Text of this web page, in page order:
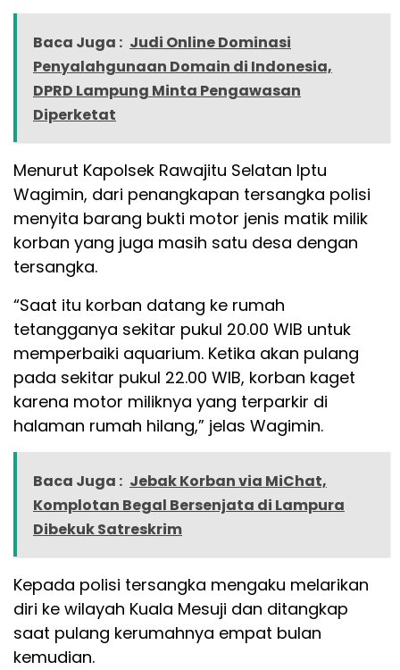
Baca Juga : Judi Online Dominasi
Penyalahgunaan Domain di Indonesia,
DPRD Lampung Minta Pengawasan
Diperketat
Menurut Kapolsek Rawajitu Selatan Iptu
Wagimin, dari penangkapan tersangka polisi
menyita barang bukti motor jenis matik milik
korban yang juga masih satu desa dengan
tersangka.
“Saat itu korban datang ke rumah
tetangganya sekitar pukul 20.00 WIB untuk
memperbaiki aquarium. Ketika akan pulang
pada sekitar pukul 22.00 WIB, korban kaget
karena motor miliknya yang terparkir di
halaman rumah hilang,” jelas Wagimin.
Baca Juga : Jebak Korban via MiChat,
Komplotan Begal Bersenjata di Lampura
Dibekuk Satreskrim
Kepada polisi tersangka mengaku melarikan
diri ke wilayah Kuala Mesuji dan ditangkap
saat pulang kerumahnya empat bulan
kemudian.